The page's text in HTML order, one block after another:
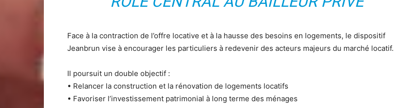
Face à la contraction de l’offre locative et à la hausse des besoins en logements, le dispositif
Jeanbrun vise à encourager les particuliers à redevenir des acteurs majeurs du marché locatif.
Il poursuit un double objectif :
• Relancer la construction et la rénovation de logements locatifs
• Favoriser l’investissement patrimonial à long terme des ménages